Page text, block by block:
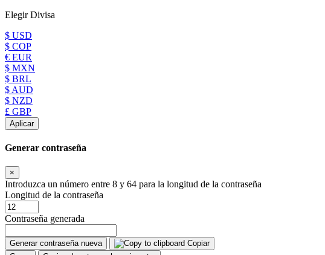
Elegir Divisa
$ USD
$ COP
€ EUR
$ MXN
$ BRL
$ AUD
$ NZD
£ GBP
Aplicar
Generar contraseña
×
Introduzca un número entre 8 y 64 para la longitud de la contraseña
Longitud de la contraseña
Contraseña generada
Generar contraseña nueva
Copiar